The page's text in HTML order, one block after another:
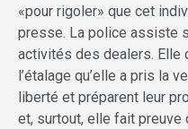
«pour rigoler» que cet
presse. La police assiste
activités des dealers. Elle
l’étalage qu’elle a pris la
liberté et préparent leur
et, surtout, elle fait preuve